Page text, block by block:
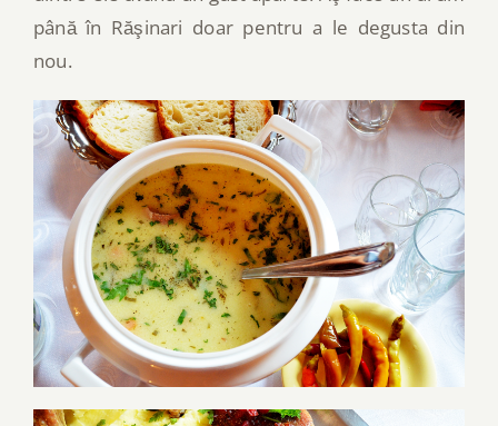
până în Răşinari doar pentru a le degusta din
nou.